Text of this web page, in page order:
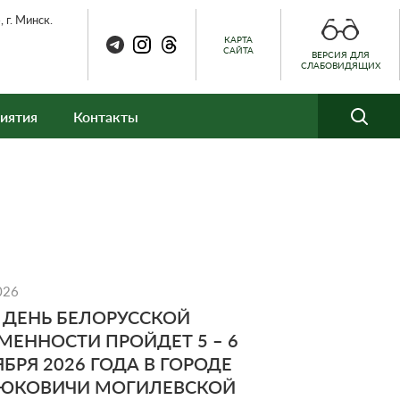
Минск.
КАРТА
САЙТА
ВЕРСИЯ ДЛЯ
СЛАБОВИДЯЩИХ
Контакты
ДЕНЬ БЕЛОРУССКОЙ
ПРОЙДЕТ 5 – 6
2026 ГОДА В ГОРОДЕ
МОГИЛЕВСКОЙ